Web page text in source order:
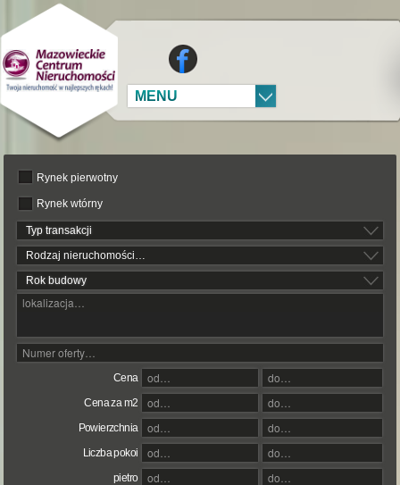
MENU
Rynek pierwotny
Rynek wtórny
Typ transakcji
Rodzaj nieruchomości…
Rok budowy
Cena
Cena za m2
Powierzchnia
Liczba pokoi
pietro